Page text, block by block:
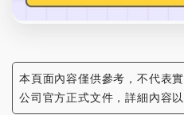
本頁面內容僅供參考，不代表
公司官方正式文件，詳細內容